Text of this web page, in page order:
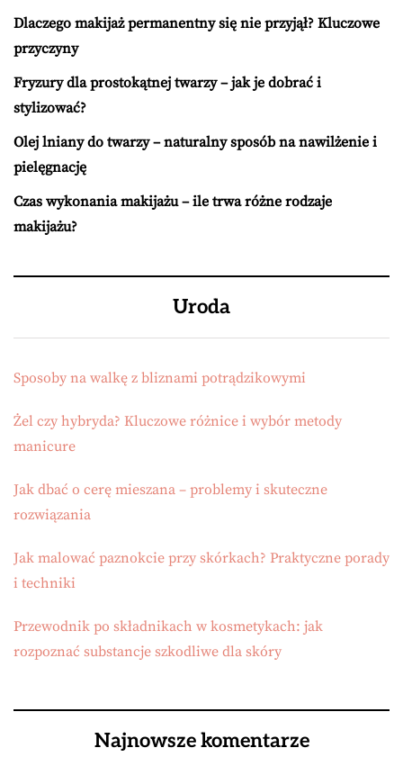
Dlaczego makijaż permanentny się nie przyjął? Kluczowe
przyczyny
Fryzury dla prostokątnej twarzy – jak je dobrać i
stylizować?
Olej lniany do twarzy – naturalny sposób na nawilżenie i
pielęgnację
Czas wykonania makijażu – ile trwa różne rodzaje
makijażu?
Uroda
Sposoby na walkę z bliznami potrądzikowymi
Żel czy hybryda? Kluczowe różnice i wybór metody
manicure
Jak dbać o cerę mieszana – problemy i skuteczne
rozwiązania
Jak malować paznokcie przy skórkach? Praktyczne porady
i techniki
Przewodnik po składnikach w kosmetykach: jak
rozpoznać substancje szkodliwe dla skóry
Najnowsze komentarze